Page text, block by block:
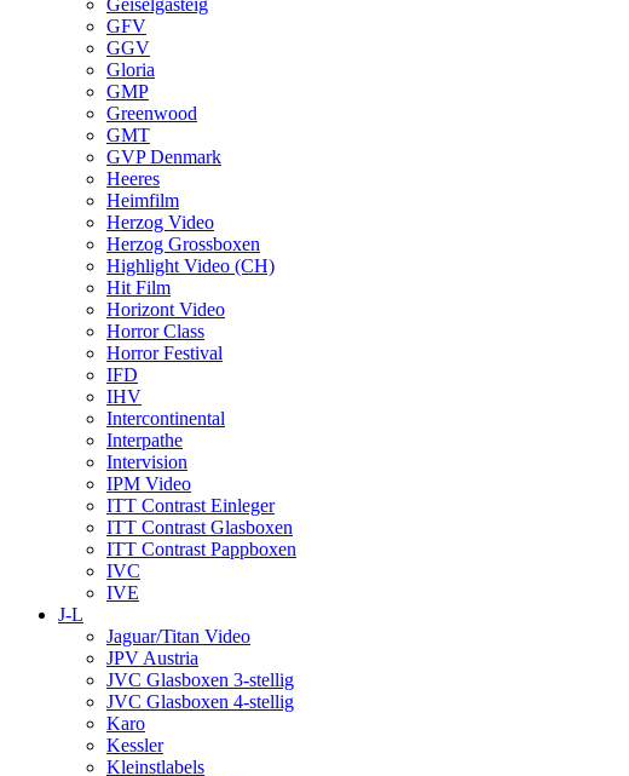
Geiselgasteig
GFV
GGV
Gloria
GMP
Greenwood
GMT
GVP Denmark
Heeres
Heimfilm
Herzog Video
Herzog Grossboxen
Highlight Video (CH)
Hit Film
Horizont Video
Horror Class
Horror Festival
IFD
IHV
Intercontinental
Interpathe
Intervision
IPM Video
ITT Contrast Einleger
ITT Contrast Glasboxen
ITT Contrast Pappboxen
IVC
IVE
J-L
Jaguar/Titan Video
JPV Austria
JVC Glasboxen 3-stellig
JVC Glasboxen 4-stellig
Karo
Kessler
Kleinstlabels